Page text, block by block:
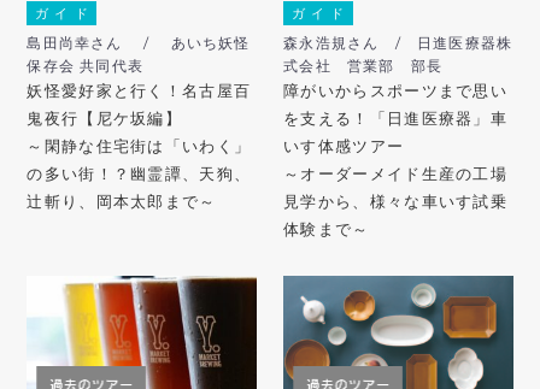
ガ イ ド
島田尚幸さん / あいち妖怪
保存会 共同代表
妖怪愛好家と行く！名古屋百
鬼夜行【尼ケ坂編】
～閑静な住宅街は「いわく」
の多い街！？幽霊譚、天狗、
辻斬り、岡本太郎まで～
ガ イ ド
森永浩規さん / 日進医療器株
式会社 営業部 部長
障がいからスポーツまで思い
を支える！「日進医療器」車
いす体感ツアー
～オーダーメイド生産の工場
見学から、様々な車いす試乗
体験まで～